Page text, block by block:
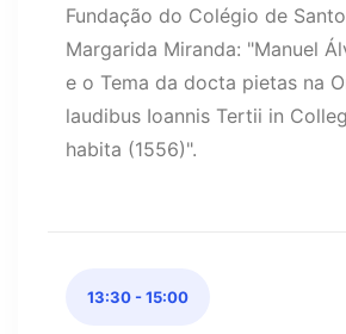
Fundação do Colégio de
Margarida Miranda: "Manuel
e o Tema da docta pietas na
laudibus Ioannis Tertii in
habita (1556)".
13:30 - 15:00